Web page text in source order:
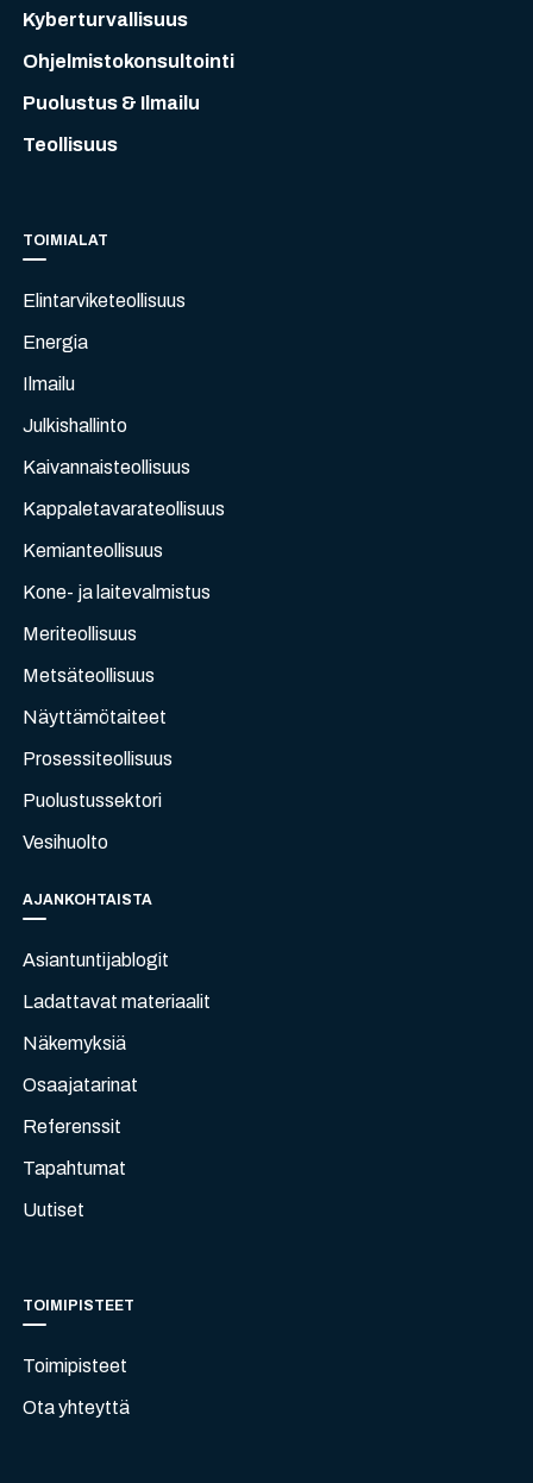
Kyberturvallisuus
Ohjelmistokonsultointi
Puolustus & Ilmailu
Teollisuus
TOIMIALAT
Elintarviketeollisuus
Energia
Ilmailu
Julkishallinto
Kaivannaisteollisuus
Kappaletavarateollisuus
Kemianteollisuus
Kone- ja laitevalmistus
Meriteollisuus
Metsäteollisuus
Näyttämötaiteet
Prosessiteollisuus
Puolustussektori
Vesihuolto
AJANKOHTAISTA
Asiantuntijablogit
Ladattavat materiaalit
Näkemyksiä
Osaajatarinat
Referenssit
Tapahtumat
Uutiset
TOIMIPISTEET
Toimipisteet
Ota yhteyttä